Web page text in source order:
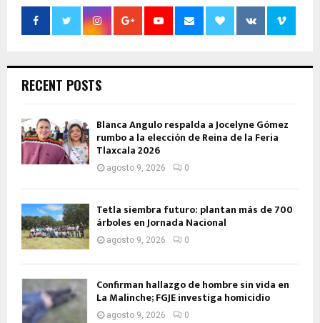
RECENT POSTS
Blanca Angulo respalda a Jocelyne Gómez
rumbo a la elección de Reina de la Feria
Tlaxcala 2026
agosto 9, 2026 0
Tetla siembra futuro: plantan más de 700
árboles en Jornada Nacional
agosto 9, 2026 0
Confirman hallazgo de hombre sin vida en
La Malinche; FGJE investiga homicidio
agosto 9, 2026 0